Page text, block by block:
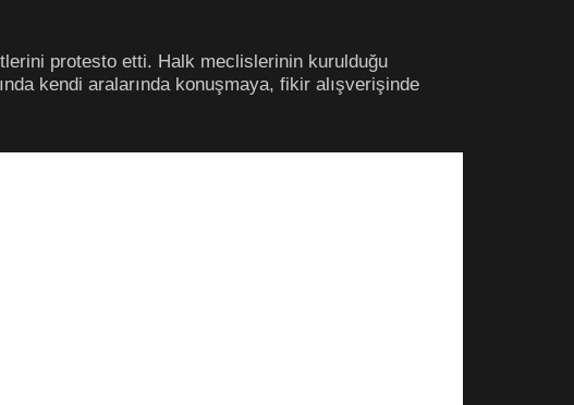
protesto etti. Halk meclislerinin kurulduğu
kendi aralarında konuşmaya, fikir alışverişinde